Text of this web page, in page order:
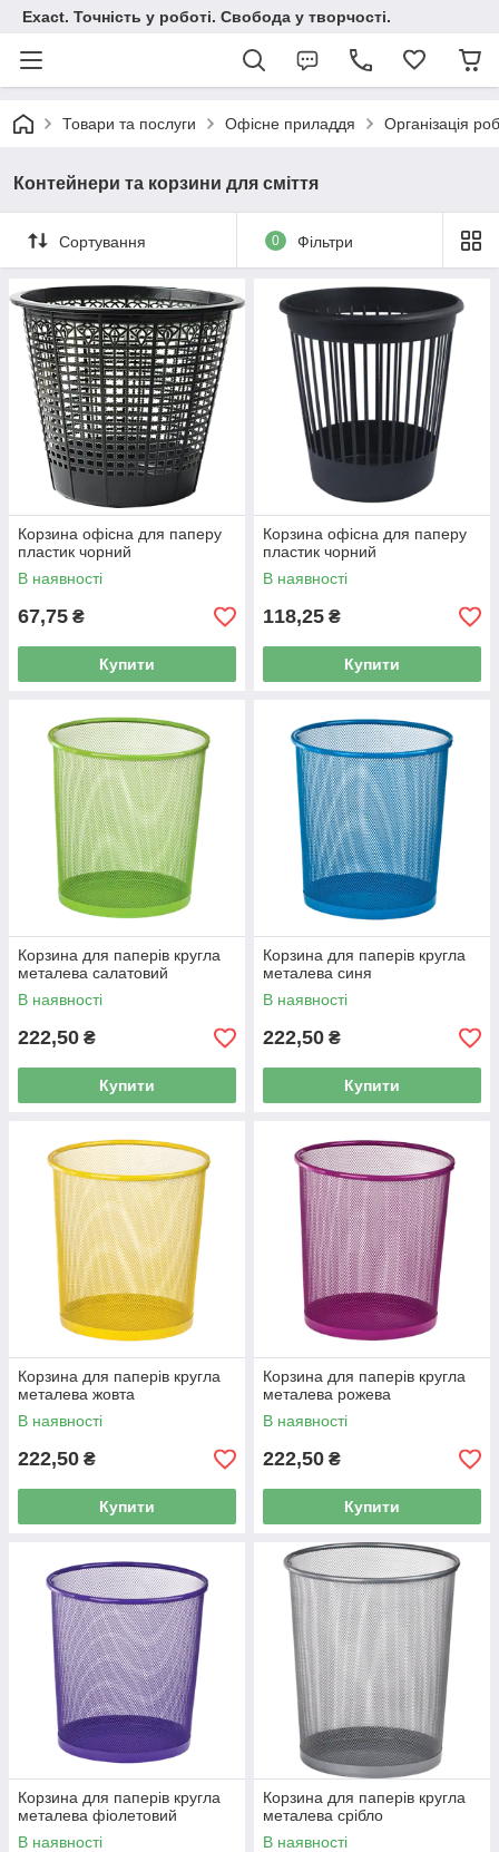
Exact. Точність у роботі. Свобода у творчості.
Товари та послуги Офісне приладдя Організація
Контейнери та корзини для сміття
Сортування 0 Фільтри
Корзина офісна для паперу
пластик чорний
В наявності
67,75 ₴
Купити
Корзина офісна для паперу
пластик чорний
В наявності
118,25 ₴
Купити
Корзина для паперів кругла
металева салатовий
В наявності
222,50 ₴
Купити
Корзина для паперів кругла
металева синя
В наявності
222,50 ₴
Купити
Корзина для паперів кругла
металева жовта
В наявності
222,50 ₴
Купити
Корзина для паперів кругла
металева рожева
В наявності
222,50 ₴
Купити
Корзина для паперів кругла
металева фіолетовий
В наявності
Корзина для паперів кругла
металева срібло
В наявності